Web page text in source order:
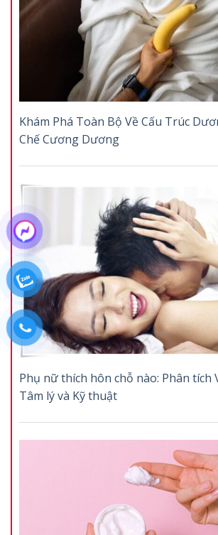
Khám Phá Toàn Bộ Về Cấu Trúc
Chế Cương Dương
Phụ nữ thích hôn chỗ nào: Phân tích
Tâm lý và Kỹ thuật